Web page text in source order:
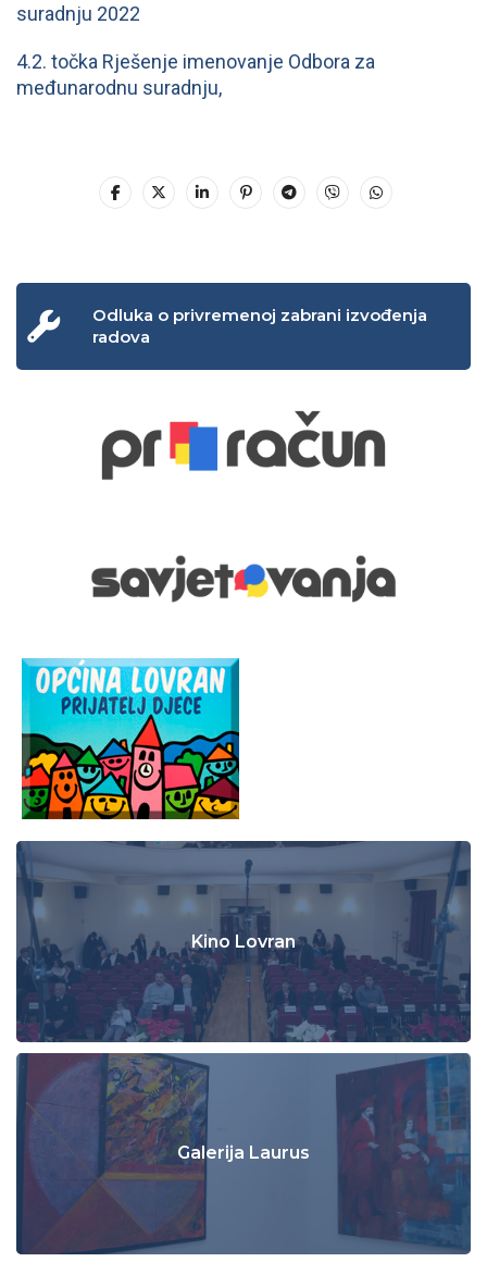
suradnju 2022
4.2. točka Rješenje imenovanje Odbora za
međunarodnu suradnju,
Odluka o privremenoj zabrani izvođenja
radova
Kino Lovran
Galerija Laurus